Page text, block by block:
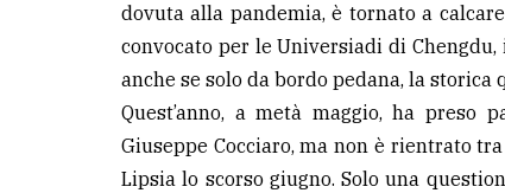
dovuta alla pandemia, è tornato a
convocato per le Universiadi di
anche se solo da bordo pedana, la
Quest’anno, a metà maggio, ha preso
Giuseppe Cocciaro, ma non è rientrato
Lipsia lo scorso giugno. Solo una